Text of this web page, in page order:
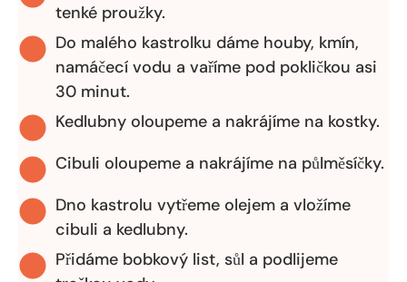
tenké proužky.
Do malého kastrolku dáme houby, kmín,
namáčecí vodu a vaříme pod pokličkou asi
30 minut.
Kedlubny oloupeme a nakrájíme na kostky.
Cibuli oloupeme a nakrájíme na půlměsíčky.
Dno kastrolu vytřeme olejem a vložíme
cibuli a kedlubny.
Přidáme bobkový list, sůl a podlijeme